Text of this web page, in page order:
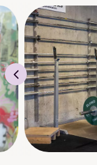
«The Sunnfjord
står saman og
kvarandre sine
trening og i livet.
Skulen har eige
vektløftar
speglsal.
Trenar og lærar
og president i